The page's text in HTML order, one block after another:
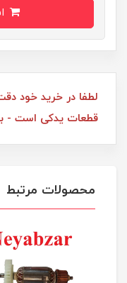
لطفا در خرید خود
قطعات یدکی است -
محصولات مرتبط